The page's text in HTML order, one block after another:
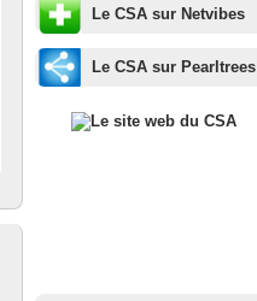
Le CSA sur Netvibes
Le CSA sur Pearltrees